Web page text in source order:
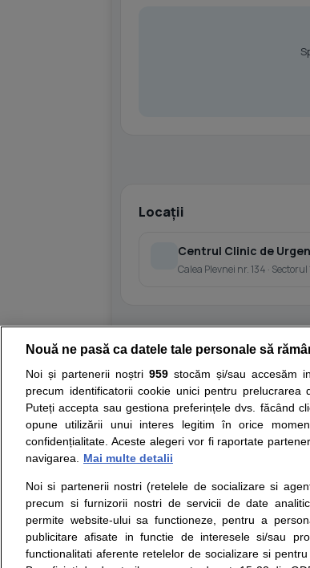
Locații
Centrul Clinic de
Calea Plevnei nr. 134 · Sectorul
Resurse: Autoevaluare simptome
Opiniile avizate ale medicilor, sfaturile
nici diagnosticul stabilit in urma
ii punem la dispozitie pentru
Despre noi
Contact
Intrebari frecvente
Consultanti
medicali
Termeni si
Politica de
Politica de
Modifica
Nouă ne pasă ca datele tale personale să
Noi și partenerii noștri 959stocăm și/sau accesăm
precum identificatorii cookie unici pentru prelucrarea
Puteți accepta sau gestiona preferințele dvs. făcând
opune utilizării unui interes legitim în orice
confidențialitate. Aceste alegeri vor fi raportate
navigarea.
Mai multe detalii
Noi si partenerii nostri (retelele de socializare si
precum si furnizorii nostri de servicii de date
permite website-ului sa functioneze, pentru a
publicitare afisate in functie de interesele si/sau
functionalitati aferente retelelor de socializare si